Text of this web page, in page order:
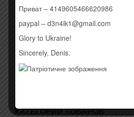
Купить
КАТЕГОРИИ ТОВАРОВ
Приват – 4149605466620986
paypal – d3n4ik1@gmail.com
Glory to Ukraine!
Sincerely, Denis.